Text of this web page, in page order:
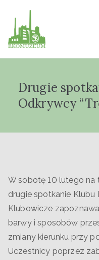
Drugie
Odkrywcy
W sobotę 10 lutego na
drugie spotkanie Klubu
Klubowicze
barwy i sposobów
zmiany kierunku przy
Uczestnicy poprzez